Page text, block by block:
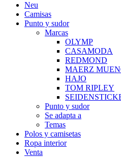
Neu
Camisas
Punto y sudor
Marcas
OLYMP
CASAMODA
REDMOND
MAERZ
HAJO
TOM RIPLEY
Punto y sudor
Se adapta a
Temas
Polos y camisetas
Ropa interior
Venta